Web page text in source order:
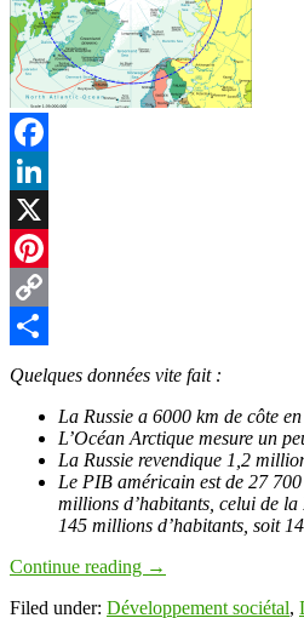
Facebook
LinkedIn
X
Pinterest
Copy
Link
Partager
Quelques données vite fait :
La Russie a 6000 km de côte
L’Océan Arctique mesure un
La Russie revendique 1,2
Le PIB américain est de 27
millions d’habitants, celui de
145 millions d’habitants, soit
Continue reading →
Filed under: Développement sociétal,